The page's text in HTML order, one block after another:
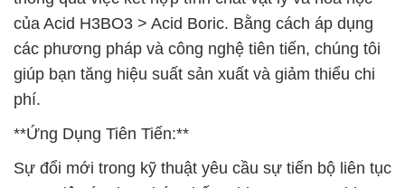
của Acid H3BO3 > Acid Boric. Bằng cách áp dụng
các phương pháp và công nghệ tiên tiến, chúng tôi
giúp bạn tăng hiệu suất sản xuất và giảm thiểu chi
phí.
**Ứng Dụng Tiên Tiến:**
Sự đổi mới trong kỹ thuật yêu cầu sự tiến bộ liên tục